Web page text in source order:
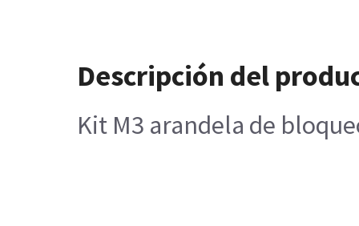
Descripción del
Kit M3 arandela de